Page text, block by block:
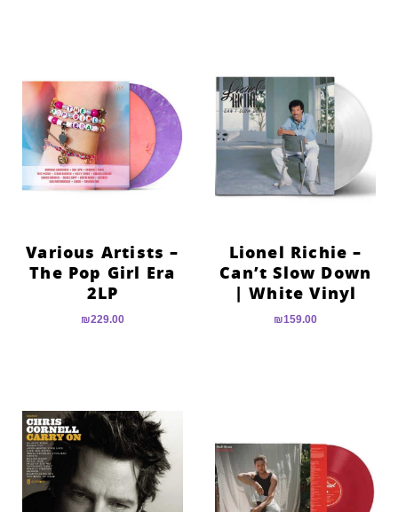
Lionel Richie –
Can’t Slow Down
| White Vinyl
₪159.00
Various Artists –
The Pop Girl Era
2LP
₪229.00